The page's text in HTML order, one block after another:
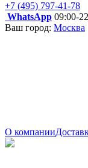
+7 (495) 797-41-78
WhatsApp 09:00-
Ваш город: Москва
О компании